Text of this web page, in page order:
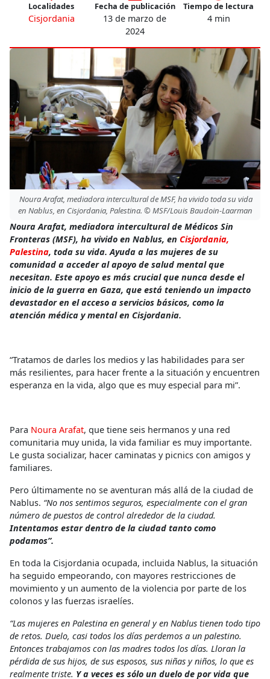
Localidades
Cisjordania
Fecha de publicación
13 de marzo de
2024
Tiempo de lectura
4 min
Noura Arafat, mediadora intercultural de MSF, ha vivido toda su vida
en Nablus, en Cisjordania, Palestina. © MSF/Louis Baudoin-Laarman
Noura Arafat, mediadora intercultural de Médicos Sin
Fronteras (MSF), ha vivido en Nablus, en Cisjordania,
Palestina, toda su vida. Ayuda a las mujeres de su
comunidad a acceder al apoyo de salud mental que
necesitan. Este apoyo es más crucial que nunca desde el
inicio de la guerra en Gaza, que está teniendo un impacto
devastador en el acceso a servicios básicos, como la
atención médica y mental en Cisjordania.
“Tratamos de darles los medios y las habilidades para ser
más resilientes, para hacer frente a la situación y encuentren
esperanza en la vida, algo que es muy especial para mi”.
Para Noura Arafat, que tiene seis hermanos y una red
comunitaria muy unida, la vida familiar es muy importante.
Le gusta socializar, hacer caminatas y picnics con amigos y
familiares.
Pero últimamente no se aventuran más allá de la ciudad de
Nablus. “No nos sentimos seguros, especialmente con el gran
número de puestos de control alrededor de la ciudad.
Intentamos estar dentro de la ciudad tanto como
podamos”.
En toda la Cisjordania ocupada, incluida Nablus, la situación
ha seguido empeorando, con mayores restricciones de
movimiento y un aumento de la violencia por parte de los
colonos y las fuerzas israelíes.
“Las mujeres en Palestina en general y en Nablus tienen todo tipo
de retos. Duelo, casi todos los días perdemos a un palestino.
Entonces trabajamos con las madres todos los días. Lloran la
pérdida de sus hijos, de sus esposos, sus niñas y niños, lo que es
realmente triste. Y a veces es sólo un duelo de por vida que